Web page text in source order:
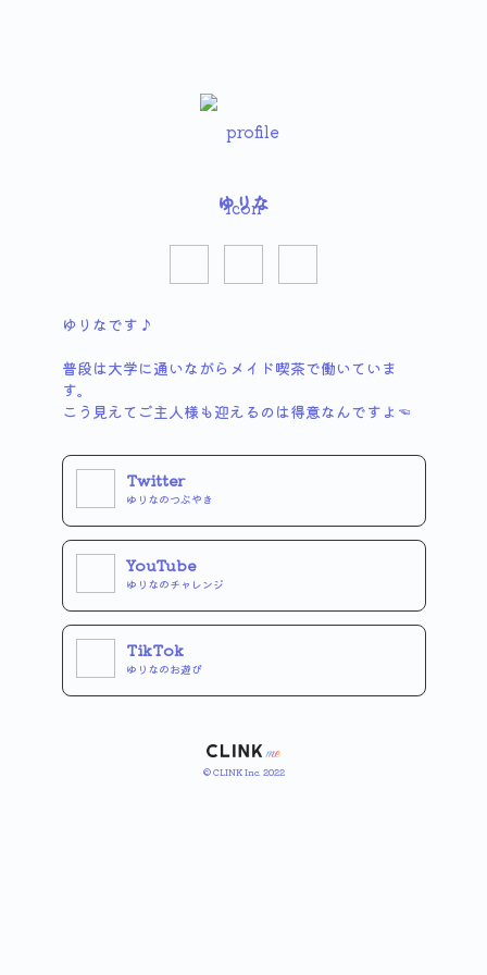
ゆりな
ゆりなです♪
普段は大学に通いながらメイド喫茶で働いていま
す。
こう見えてご主人様も迎えるのは得意なんですよ☜
Twitter
ゆりなのつぶやき
YouTube
ゆりなのチャレンジ
TikTok
ゆりなのお遊び
© CLINK Inc. 2022